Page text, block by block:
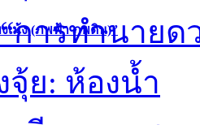
เม้ง (ภพฟ้า ภพดิน)”
การทำนายด
ย: ห้องน้ำ